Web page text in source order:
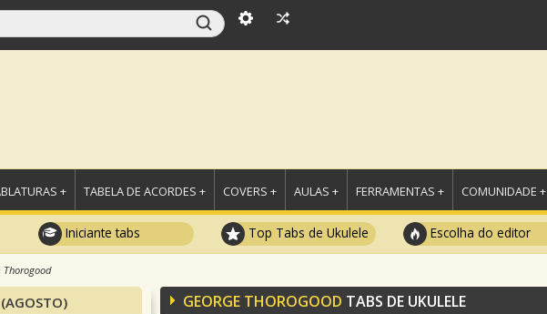
+ TABELA DE ACORDES + COVERS + AULAS + FERRAMENTAS + COMUNIDADE +
Iniciante tabs Top Tabs de Ukulele Escolha do editor
Thorogood
GEORGE THOROGOOD TABS DE UKULELE